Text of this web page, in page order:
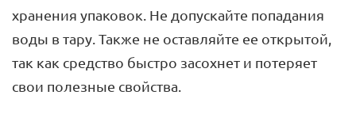
хранения упаковок. Не допускайте попадания
воды в тару. Также не оставляйте ее открытой,
так как средство быстро засохнет и потеряет
свои полезные свойства.